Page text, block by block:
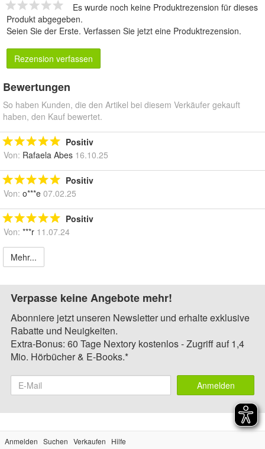
Es wurde noch keine Produktrezension für dieses
Produkt abgegeben.
Seien Sie der Erste. Verfassen Sie jetzt eine Produktrezension.
Rezension verfassen
Bewertungen
So haben Kunden, die den Artikel bei diesem Verkäufer gekauft
haben, den Kauf bewertet.
Positiv
Von: Rafaela Abes 16.10.25
Positiv
Von: o***e 07.02.25
Positiv
Von: ***r 11.07.24
Mehr...
Verpasse keine Angebote mehr!
Abonniere jetzt unseren Newsletter und erhalte exklusive
Rabatte und Neuigkeiten.
Extra-Bonus: 60 Tage Nextory kostenlos - Zugriff auf 1,4
Mio. Hörbücher & E-Books.*
Anmelden
Anmelden Suchen Verkaufen
Hilfe